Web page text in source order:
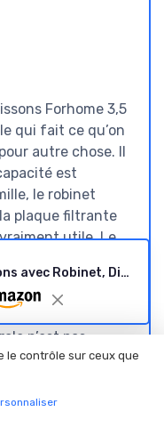
Forhome 3,5
qui fait ce qu’on
autre chose. Il
est
le robinet
plaque filtrante
utile. Le
il passe au lave-
une
du PET.
n’est pas
ou que tu
Le robinet peut
le service, ce qui
3.5L Distributeur de Boissons avec Robinet, Distributeur de Boisson en Plastique, Distributeur D'eau pour Réfrigérateur, pour Réfrigérateur, Théière aux fruits, Bouteille de Limonade
le contrôle sur ceux que